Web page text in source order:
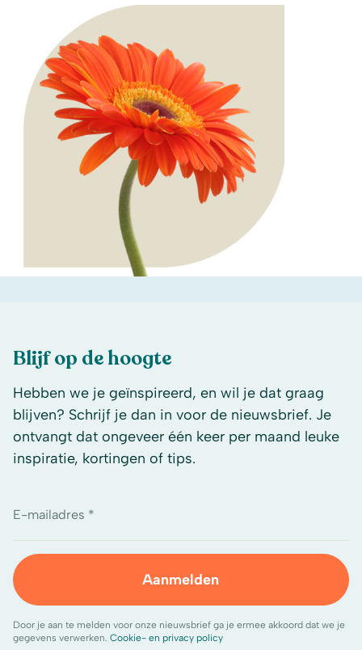
Blijf op de hoogte
Hebben we je geïnspireerd, en wil je dat graag
blijven? Schrijf je dan in voor de nieuwsbrief. Je
ontvangt dat ongeveer één keer per maand leuke
inspiratie, kortingen of tips.
E-mailadres *
Aanmelden
Door je aan te melden voor onze nieuwsbrief ga je ermee akkoord dat we je
gegevens verwerken. Cookie- en privacy policy